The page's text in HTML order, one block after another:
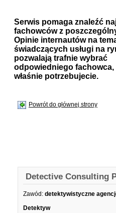
Serwis pomaga znaleźć
fachowców z
Opinie internautów na
świadczących usługi na
pozwalają trafnie wybrać
odpowiedniego
właśnie potrzebujecie.
Powrót do głównej strony
Detective Consulting
Zawód: detektywistyczne
Detektyw